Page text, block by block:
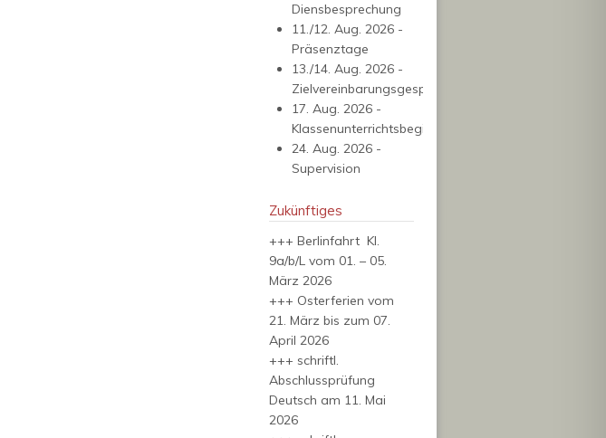
Diensbesprechung
11./12. Aug. 2026 -
Präsenztage
13./14. Aug. 2026 -
Zielvereinbarungsgespräche
17. Aug. 2026 -
Klassenunterrichtsbeginn
24. Aug. 2026 -
Supervision
Zukünftiges
+++ Berlinfahrt Kl.
9a/b/L vom 01. – 05.
März 2026
+++ Osterferien vom
21. März bis zum 07.
April 2026
+++ schriftl.
Abschlussprüfung
Deutsch am 11. Mai
2026